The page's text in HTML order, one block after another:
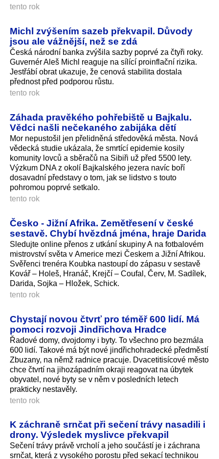
tento rok
Michl zvýšením sazeb překvapil. Důvody
jsou ale vážnější, než se zdá
Česká národní banka zvýšila sazby poprvé za čtyři roky.
Guvernér Aleš Michl reaguje na sílící proinflační rizika.
Jestřábí obrat ukazuje, že cenová stabilita dostala
přednost před podporou růstu.
tento rok
Záhada pravěkého pohřebiště u Bajkalu.
Vědci našli nečekaného zabijáka dětí
Mor nepustošil jen přelidněná středověká města. Nová
vědecká studie ukázala, že smrtící epidemie kosily
komunity lovců a sběračů na Sibiři už před 5500 lety.
Výzkum DNA z okolí Bajkalského jezera navíc boří
dosavadní představy o tom, jak se lidstvo s touto
pohromou poprvé setkalo.
tento rok
Česko - Jižní Afrika. Zemětřesení v české
sestavě. Chybí hvězdná jména, hraje Darida
Sledujte online přenos z utkání skupiny A na fotbalovém
mistrovství světa v Americe mezi Českem a Jižní Afrikou.
Svěřenci trenéra Koubka nastoupí do zápasu v sestavě
Kovář – Holeš, Hranáč, Krejčí – Coufal, Červ, M. Sadílek,
Darida, Sojka – Hložek, Schick.
tento rok
Chystají novou čtvrť pro téměř 600 lidí. Má
pomoci rozvoji Jindřichova Hradce
Řadové domy, dvojdomy i byty. To všechno pro bezmála
600 lidí. Takové má být nové jindřichohradecké předměstí
Zbuzany, na němž radnice pracuje. Dvacetitisícové město
chce čtvrtí na jihozápadním okraji reagovat na úbytek
obyvatel, nové byty se v něm v posledních letech
prakticky nestavěly.
tento rok
K záchraně srnčat při sečení trávy nasadili i
drony. Výsledek myslivce překvapil
Sečení trávy právě vrcholí a jeho součástí je i záchrana
srnčat, která z vysokého porostu před sekací technikou